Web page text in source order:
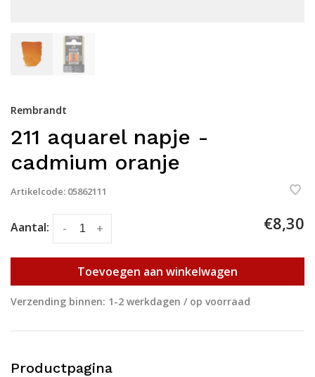
Rembrandt
211 aquarel napje -
cadmium oranje
Artikelcode: 05862111
Aantal: +
- €8,30
Toevoegen aan winkelwagen
Verzending binnen: 1-2 werkdagen / op voorraad
Productpagina